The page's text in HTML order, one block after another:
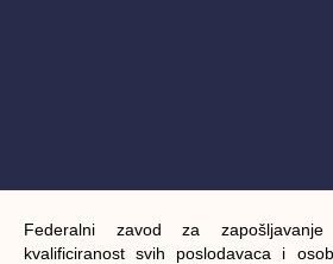
Federalni zavod za
kvalificiranost svih poslodavaca i